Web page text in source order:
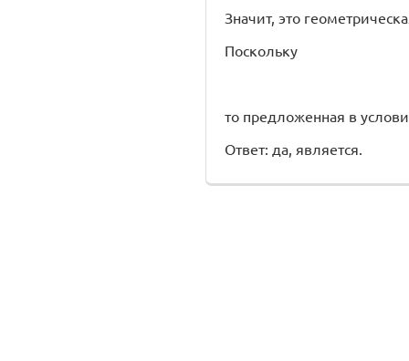
Значит, это
Поскольку
то предложенная в
Ответ: да, является.